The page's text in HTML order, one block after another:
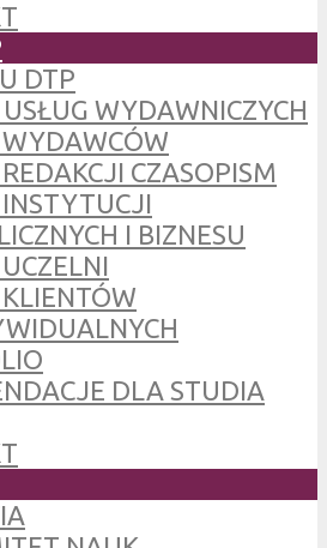
DTP
WYDAWNICZYCH
CZASOPISM
I BIZNESU
DLA STUDIA